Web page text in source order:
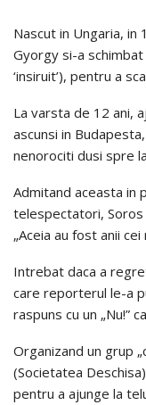
Nascut in Ungaria,
Gyorgy si-a schimbat
‘insiruit’), pentru a
La varsta de 12 ani,
ascunsi in
nenorociti dusi spre
Admitand aceasta in
telespectatori, Soros
„Aceia au fost anii
Intrebat daca a
care reporterul le-a
raspuns cu un „Nu!”
Organizand un grup
(Societatea
pentru a ajunge la